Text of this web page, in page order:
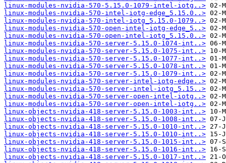
linux-modules-nvidia-570-5.15.0-1079-intel-iotg..>
linux-modules-nvidia-570-intel-iotg-edge_5.15.0..>
linux-modules-nvidia-570-intel-iotg_5.15.0-1079..>
linux-modules-nvidia-570-open-intel-iotg-edge_5..>
linux-modules-nvidia-570-open-intel-iotg_5.15.0..>
linux-modules-nvidia-570-server-5.15.0-1074-int..>
linux-modules-nvidia-570-server-5.15.0-1075-int..>
linux-modules-nvidia-570-server-5.15.0-1077-int..>
linux-modules-nvidia-570-server-5.15.0-1078-int..>
linux-modules-nvidia-570-server-5.15.0-1079-int..>
linux-modules-nvidia-570-server-intel-iotg-edge..>
linux-modules-nvidia-570-server-intel-iotg_5.15..>
linux-modules-nvidia-570-server-open-intel-iotg..>
linux-modules-nvidia-570-server-open-intel-iotg..>
linux-objects-nvidia-418-server-5.15.0-1003-int..>
linux-objects-nvidia-418-server-5.15.0-1008-int..>
linux-objects-nvidia-418-server-5.15.0-1010-int..>
linux-objects-nvidia-418-server-5.15.0-1010-int..>
linux-objects-nvidia-418-server-5.15.0-1015-int..>
linux-objects-nvidia-418-server-5.15.0-1016-int..>
linux-objects-nvidia-418-server-5.15.0-1017-int..>